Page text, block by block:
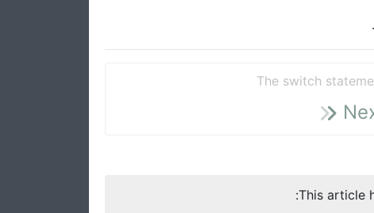
The switch
This article